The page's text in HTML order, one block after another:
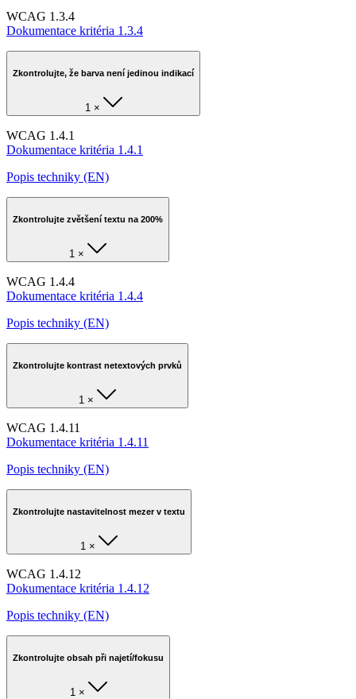
WCAG 1.3.4
Dokumentace kritéria 1.3.4
Zkontrolujte, že barva není jedinou indikací
1 ×
WCAG 1.4.1
Dokumentace kritéria 1.4.1
Popis techniky (EN)
Zkontrolujte zvětšení textu na 200%
1 ×
WCAG 1.4.4
Dokumentace kritéria 1.4.4
Popis techniky (EN)
Zkontrolujte kontrast netextových prvků
1 ×
WCAG 1.4.11
Dokumentace kritéria 1.4.11
Popis techniky (EN)
Zkontrolujte nastavitelnost mezer v textu
1 ×
WCAG 1.4.12
Dokumentace kritéria 1.4.12
Popis techniky (EN)
Zkontrolujte obsah při najetí/fokusu
1 ×